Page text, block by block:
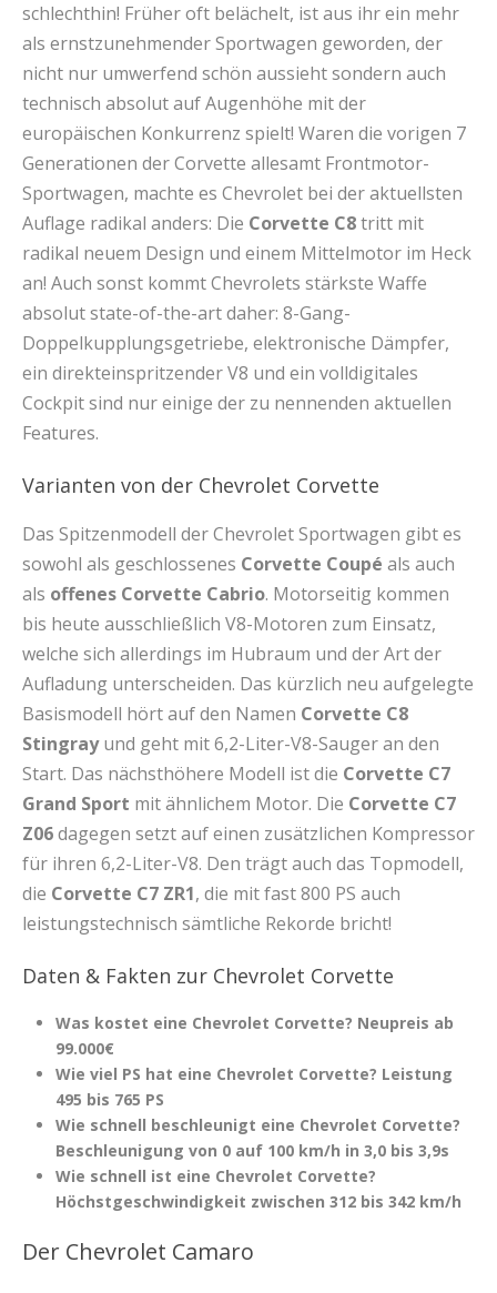
schlechthin! Früher oft belächelt, ist aus ihr ein mehr
als ernstzunehmender Sportwagen geworden, der
nicht nur umwerfend schön aussieht sondern auch
technisch absolut auf Augenhöhe mit der
europäischen Konkurrenz spielt! Waren die vorigen 7
Generationen der Corvette allesamt Frontmotor-
Sportwagen, machte es Chevrolet bei der aktuellsten
Auflage radikal anders: Die Corvette C8tritt mit
radikal neuem Design und einem Mittelmotor im Heck
an! Auch sonst kommt Chevrolets stärkste Waffe
absolut state-of-the-art daher: 8-Gang-
Doppelkupplungsgetriebe, elektronische Dämpfer,
ein direkteinspritzender V8 und ein volldigitales
Cockpit sind nur einige der zu nennenden aktuellen
Features.
Varianten von der Chevrolet Corvette
Das Spitzenmodell der Chevrolet Sportwagen gibt es
sowohl als geschlossenes Corvette Coupé als auch
als offenes Corvette Cabrio. Motorseitig kommen
bis heute ausschließlich V8-Motoren zum Einsatz,
welche sich allerdings im Hubraum und der Art der
Aufladung unterscheiden. Das kürzlich neu aufgelegte
Basismodell hört auf den Namen Corvette C8
Stingrayund geht mit 6,2-Liter-V8-Sauger an den
Start. Das nächsthöhere Modell ist die Corvette C7
Grand Sport mit ähnlichem Motor. Die Corvette C7
Z06dagegen setzt auf einen zusätzlichen Kompressor
für ihren 6,2-Liter-V8. Den trägt auch das Topmodell,
die Corvette C7 ZR1, die mit fast 800 PS auch
leistungstechnisch sämtliche Rekorde bricht!
Daten & Fakten zur Chevrolet Corvette
Was kostet eine Chevrolet Corvette? Neupreis ab
99.000€
Wie viel PS hat eine Chevrolet Corvette? Leistung
495 bis 765 PS
Wie schnell beschleunigt eine Chevrolet Corvette?
Beschleunigung von 0 auf 100 km/h in 3,0 bis 3,9s
Wie schnell ist eine Chevrolet Corvette?
Höchstgeschwindigkeit zwischen 312 bis 342 km/h
Der Chevrolet Camaro